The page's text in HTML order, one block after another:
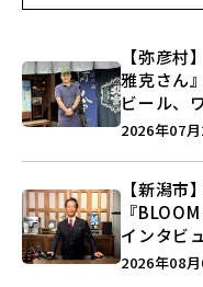
【弥彦
雅克さん
ビール、
史”に迫
2026年07
【新潟
『
インタビ
つくる装
2026年08